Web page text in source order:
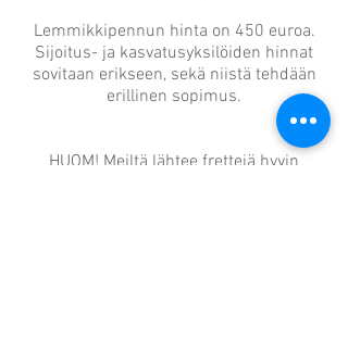
Lemmikkipennun hinta on 450 euroa.
Sijoitus- ja kasvatusyksilöiden hinnat
sovitaan erikseen, sekä niistä tehdään
erillinen sopimus.
HUOM! Meiltä lähtee frettejä hyvin